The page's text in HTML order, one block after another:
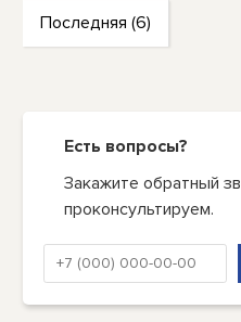
Последняя (6)
Есть вопросы?
Закажите обратный
проконсультируем.